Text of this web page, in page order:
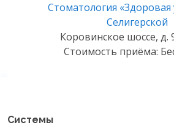
Стоматология «Здоровая
Селигерской
Коровинское шоссе, д.
Стоимость приёма:
Системы